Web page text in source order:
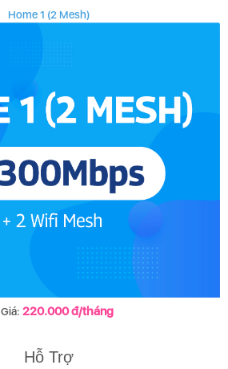
Home 1 (2 Mesh)
Giá:220.000 đ/tháng
Hỗ Trợ